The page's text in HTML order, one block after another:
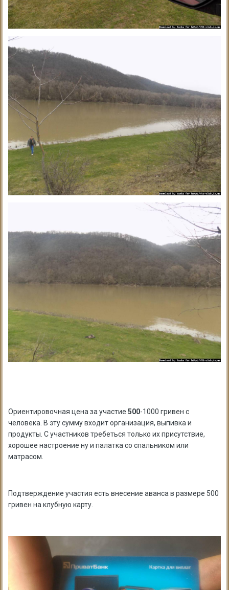
Ориентировочная цена за участие 500-1000 гривен с
человека. В эту сумму входит организация, выпивка и
продукты. С участников требеться только их присутствие,
хорошее настроение ну и палатка со спальником или
матрасом.
Подтверждение участия есть внесение аванса в размере 500
гривен на клубную карту.